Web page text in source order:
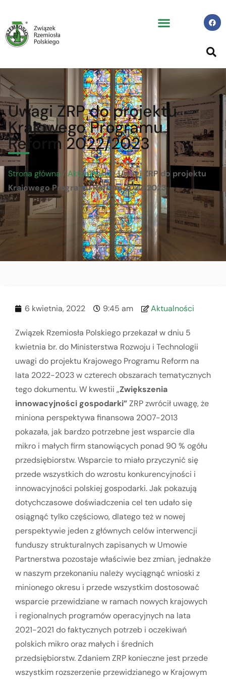
Uwagi ZRP do projektu
Krajowego Programu
Reform 2022/2023
Strona główna / Aktualności /Uwagi ZRP do projektu
Krajowego Programu Reform 2022/2023
6 kwietnia, 2022 9:45 am Aktualności
Związek Rzemiosła Polskiego przekazał w dniu 5
kwietnia br. do Ministerstwa Rozwoju i Technologii
uwagi do projektu Krajowego Programu Reform na
lata 2022-2023 w czterech obszarach tematycznych
tego dokumentu. W kwestii „Zwiększenia
innowacyjności gospodarki”ZRP zwrócił uwagę, że
miniona perspektywa finansowa 2007-2013
pokazała, jak bardzo potrzebne jest wsparcie dla
mikro i małych firm stanowiących ponad 90 % ogółu
przedsiębiorstw. Wsparcie to miało przyczynić się
przede wszystkich do wzrostu konkurencyjności i
innowacyjności polskiej gospodarki. Jak pokazują
dotychczasowe doświadczenia cel ten udało się
osiągnąć tylko częściowo, dlatego też w nowej
perspektywie jeden z głównych celów interwencji
funduszy strukturalnych zapisanych w Umowie
Partnerstwa pozostaje właściwie bez zmian, jednakże
w naszym przekonaniu należy wyciągnąć wnioski z
minionego okresu i przede wszystkim dostosować
wsparcie przewidziane w ramach nowych krajowych
i regionalnych programów operacyjnych na lata
2021-2021 do faktycznych potrzeb i oczekiwań
polskich mikro oraz małych i średnich
przedsiębiorstw. Zdaniem ZRP konieczne jest przede
wszystkim rozszerzenie przewidzianego w Krajowym